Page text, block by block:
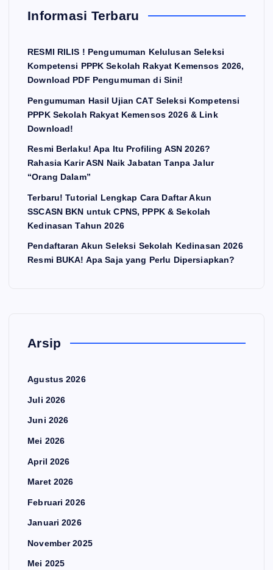
Informasi Terbaru
RESMI RILIS ! Pengumuman Kelulusan Seleksi
Kompetensi PPPK Sekolah Rakyat Kemensos 2026,
Download PDF Pengumuman di Sini!
Pengumuman Hasil Ujian CAT Seleksi Kompetensi
PPPK Sekolah Rakyat Kemensos 2026 & Link
Download!
Resmi Berlaku! Apa Itu Profiling ASN 2026?
Rahasia Karir ASN Naik Jabatan Tanpa Jalur
“Orang Dalam”
Terbaru! Tutorial Lengkap Cara Daftar Akun
SSCASN BKN untuk CPNS, PPPK & Sekolah
Kedinasan Tahun 2026
Pendaftaran Akun Seleksi Sekolah Kedinasan 2026
Resmi BUKA! Apa Saja yang Perlu Dipersiapkan?
Arsip
Agustus 2026
Juli 2026
Juni 2026
Mei 2026
April 2026
Maret 2026
Februari 2026
Januari 2026
November 2025
Mei 2025